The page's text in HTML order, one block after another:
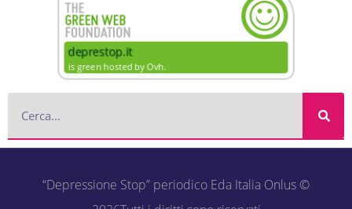
“Depressione Stop” periodico Eda Italia Onlus ©